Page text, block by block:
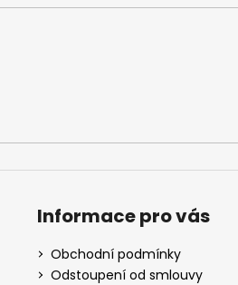
Informace pro vás
Obchodní podmínky
Odstoupení od smlouvy